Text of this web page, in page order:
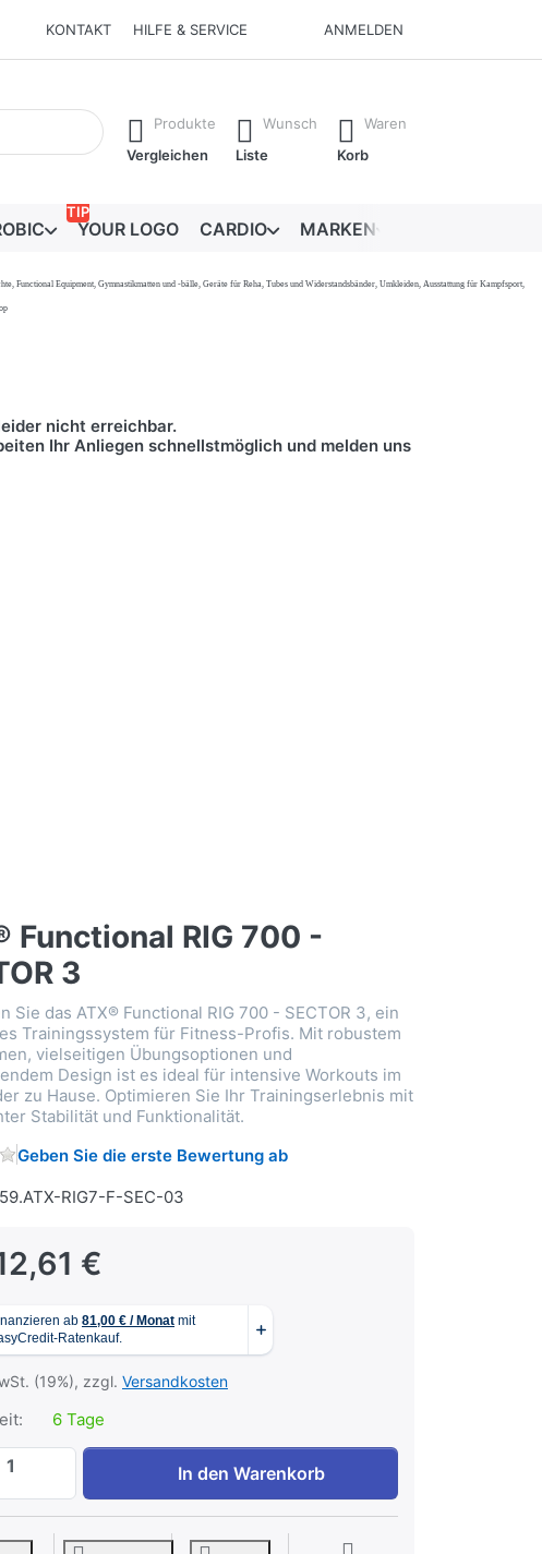
KONTAKT HILFE & SERVICE ANMELDEN
Ergebnisse. Drücken Sie die Eingabetaste, um alle Ergebnisse
Produkte
Vergleichen
Wunsch
Liste
Waren
Korb
YOUR LOGO
TIP
CARDIO MARKEN
Functional Equipment, Gymnastikmatten und -bälle, Geräte für Reha, Tubes und Widerstandsbänder, Umkleiden, Ausstattung für Kampfsport,
nicht erreichbar.
Ihr Anliegen schnellstmöglich und melden uns
Functional RIG 700 -
3
Sie das ATX® Functional RIG 700 - SECTOR 3, ein
Trainingssystem für Fitness-Profis. Mit robustem
vielseitigen Übungsoptionen und
Design ist es ideal für intensive Workouts im
zu Hause. Optimieren Sie Ihr Trainingserlebnis mit
Stabilität und Funktionalität.
Geben Sie die erste Bewertung ab
RIG7-F-SEC-03
€
(19%), zzgl. Versandkosten
6 Tage
ATX® Functional RIG 700 - SECTOR 3 zu 3.612,61 €, Menge
In den Warenkorb